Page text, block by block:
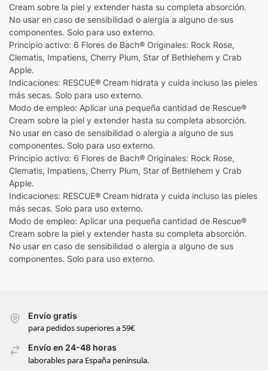
Cream sobre la piel y extender hasta su completa absorción.
No usar en caso de sensibilidad o alergia a alguno de sus
componentes. Solo para uso externo.
Principio activo: 6 Flores de Bach® Originales: Rock Rose,
Clematis, Impatiens, Cherry Plum, Star of Bethlehem y Crab
Apple.
Indicaciones: RESCUE® Cream hidrata y cuida incluso las pieles
más secas. Solo para uso externo.
Modo de empleo: Aplicar una pequeña cantidad de Rescue®
Cream sobre la piel y extender hasta su completa absorción.
No usar en caso de sensibilidad o alergia a alguno de sus
componentes. Solo para uso externo.
Principio activo: 6 Flores de Bach® Originales: Rock Rose,
Clematis, Impatiens, Cherry Plum, Star of Bethlehem y Crab
Apple.
Indicaciones: RESCUE® Cream hidrata y cuida incluso las pieles
más secas. Solo para uso externo.
Modo de empleo: Aplicar una pequeña cantidad de Rescue®
Cream sobre la piel y extender hasta su completa absorción.
No usar en caso de sensibilidad o alergia a alguno de sus
componentes. Solo para uso externo.
Envío gratis
para pedidos superiores a 59€
Envío en 24-48 horas
laborables para España península.